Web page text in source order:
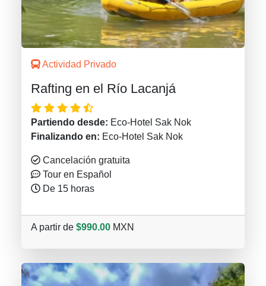
Actividad Privado
Rafting en el Río Lacanjá
Partiendo desde: Eco-Hotel Sak Nok
Finalizando en: Eco-Hotel Sak Nok
Cancelación gratuita
Tour en Español
De 15 horas
A partir de $990.00 MXN